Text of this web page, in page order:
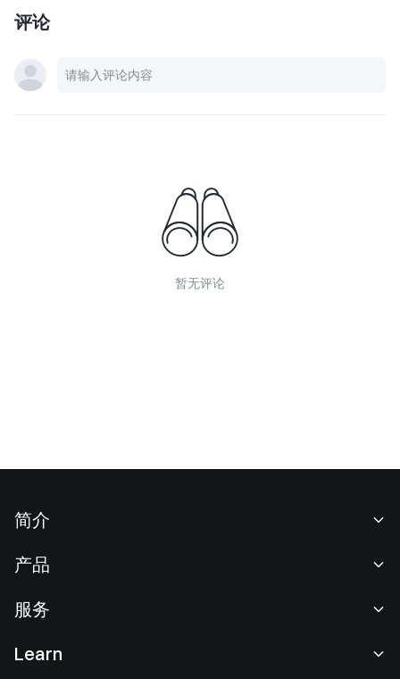
评论
暂无评论
简介
新闻中心
产品
现货交易
服务
Learn